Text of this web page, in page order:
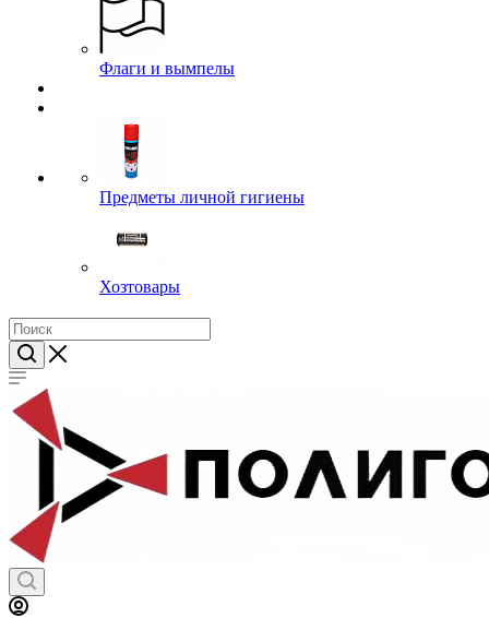
Флаги и вымпелы
Предметы личной гигиены
Хозтовары